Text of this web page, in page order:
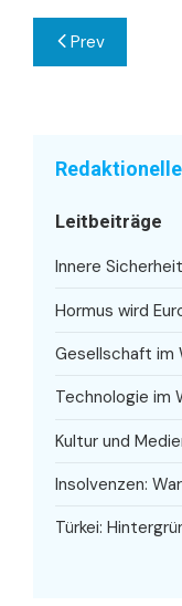
Prev
Leitbeiträge
Innere
Hormus wird
Gesellschaft im
Technologie im
Kultur und
Insolvenzen:
Türkei: